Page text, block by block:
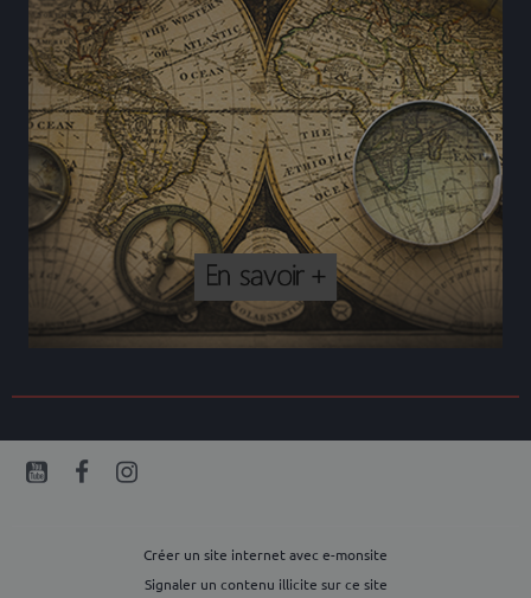
Créer un site internet avec e-monsite
Signaler un contenu illicite sur ce site